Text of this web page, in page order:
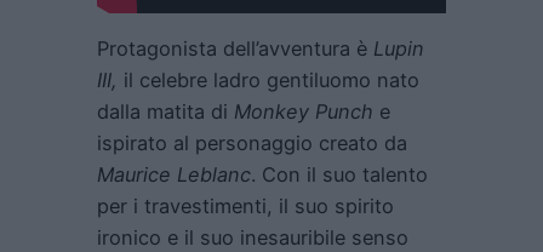
Protagonista dell’avventura è Lupin
III, il celebre ladro gentiluomo nato
dalla matita di Monkey Punch e
ispirato al personaggio creato da
Maurice Leblanc. Con il suo talento
per i travestimenti, il suo spirito
ironico e il suo inesauribile senso